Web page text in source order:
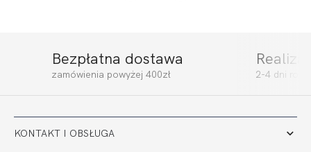
Bezpłatna dostawa
zamówienia powyżej 400zł 2-4 dni
KONTAKT I OBSŁUGA